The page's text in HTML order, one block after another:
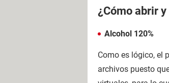
¿Cómo abrir
Alcohol 120%
Como es lógico, el
archivos puesto